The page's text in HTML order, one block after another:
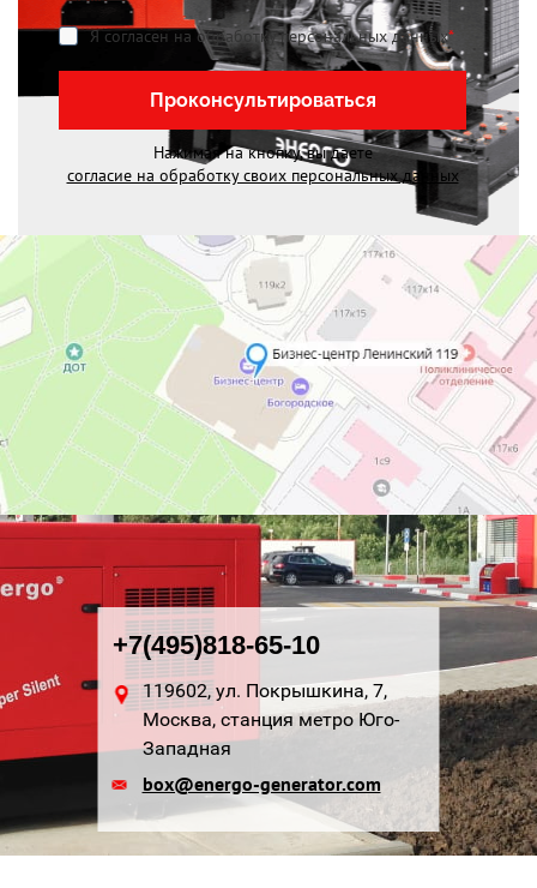
Я согласен на обработку персональных данных*
Проконсультироваться
Нажимая на кнопку, вы даете
согласие на обработку своих персональных данных
+7(495)818-65-10
119602, ул. Покрышкина, 7,
Москва, станция метро Юго-
Западная
box@energo-generator.com